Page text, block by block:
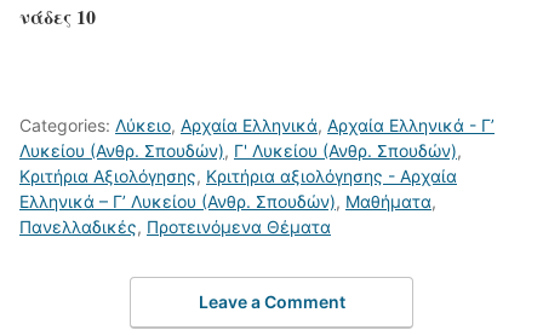
νάδες 10
Categories: Λύκειο, Αρχαία Ελληνικά, Αρχαία Ελληνικά - Γ’
Λυκείου (Ανθρ. Σπουδών), Γ' Λυκείου (Ανθρ. Σπουδών),
Κριτήρια Αξιολόγησης, Κριτήρια αξιολόγησης - Αρχαία
Ελληνικά – Γ’ Λυκείου (Ανθρ. Σπουδών), Μαθήματα,
Πανελλαδικές, Προτεινόμενα Θέματα
Leave a Comment